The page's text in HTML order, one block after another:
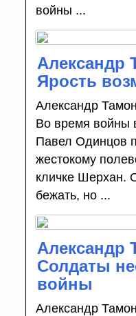
войны ...
Александр
Ярость
Александр
Во время войны
Павел Одинцов
жестокому
кличке Шерхан.
бежать, но ...
Александр
Солдаты
войны
Александр